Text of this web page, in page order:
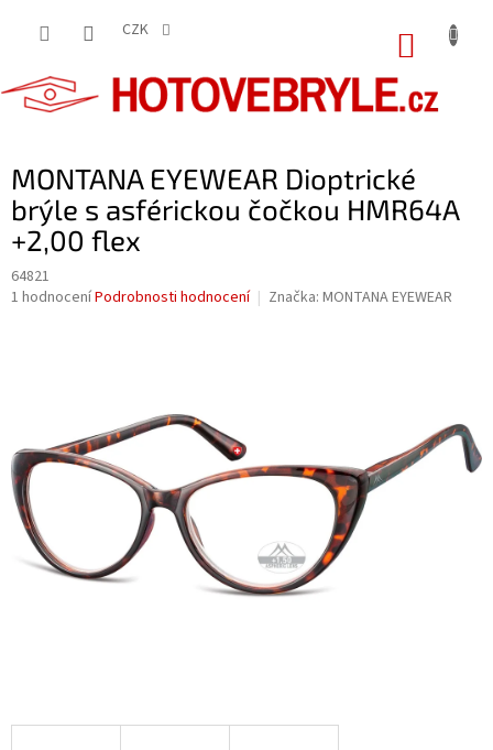
CZK
MONTANA EYEWEAR Dioptrické
brýle s asférickou čočkou HMR64A
+2,00 flex
64821
Průměrné
hvězdiček.
1 hodnoceníPodrobnosti hodnocení Značka: MONTANA EYEWEAR